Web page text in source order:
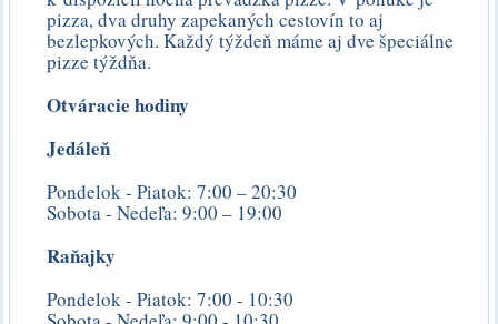
pizza, dva druhy zapekaných cestovín to aj
bezlepkových. Každý týždeň máme aj dve špeciálne
pizze týždňa.
Otváracie hodiny
Jedáleň
Pondelok - Piatok: 7:00 – 20:30
Sobota - Nedeľa: 9:00 – 19:00
Raňajky
Pondelok - Piatok: 7:00 - 10:30